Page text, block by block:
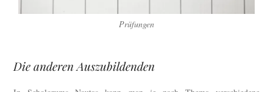
Prüfungen
Die anderen Auszubildenden